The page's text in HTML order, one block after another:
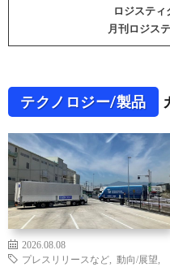
ロジスティ
月刊ロジス
テクノロジー/製品
2026.08.08
プレスリリースなど
動向/展望